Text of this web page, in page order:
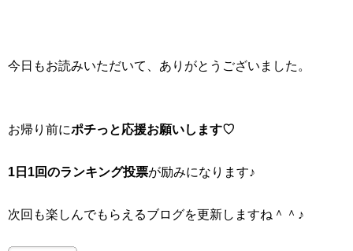
今日もお読みいただいて、ありがとうございました。
お帰り前にポチっと応援お願いします♡
1日1回のランキング投票が励みになります♪
次回も楽しんでもらえるブログを更新しますね＾＾♪